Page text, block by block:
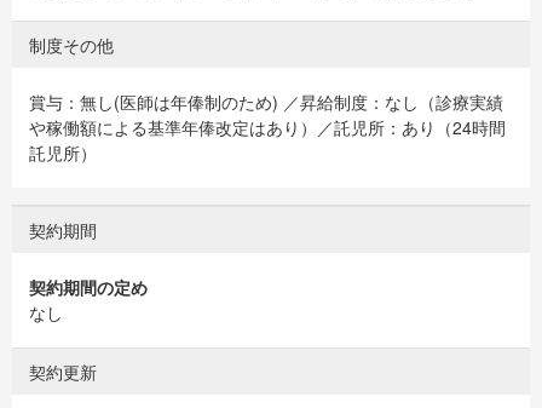
制度その他
賞与：無し(医師は年俸制のため) ／昇給制度：なし（診療実績
や稼働額による基準年俸改定はあり）／託児所：あり（24時間
託児所）
契約期間
契約期間の定め
なし
契約更新